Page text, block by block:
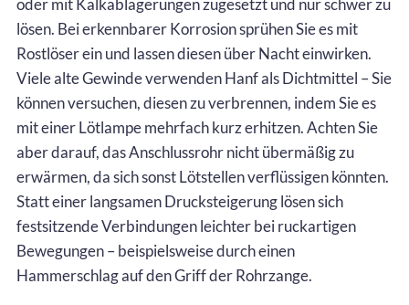
lösen. Bei erkennbarer Korrosion sprühen Sie es mit
Rostlöser ein und lassen diesen über Nacht einwirken.
Viele alte Gewinde verwenden Hanf als Dichtmittel – Sie
können versuchen, diesen zu verbrennen, indem Sie es
mit einer Lötlampe mehrfach kurz erhitzen. Achten Sie
aber darauf, das Anschlussrohr nicht übermäßig zu
erwärmen, da sich sonst Lötstellen verflüssigen könnten.
Statt einer langsamen Drucksteigerung lösen sich
festsitzende Verbindungen leichter bei ruckartigen
Bewegungen – beispielsweise durch einen
Hammerschlag auf den Griff der Rohrzange.